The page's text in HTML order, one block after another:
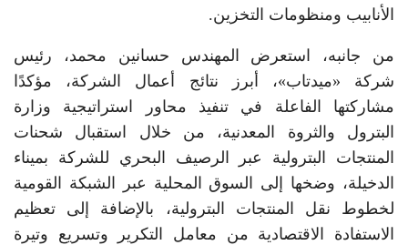
الأنابيب ومنظومات التخزين.
من جانبه، استعرض المهندس حسانين محمد، رئيس
شركة «ميدتاب»، أبرز نتائج أعمال الشركة، مؤكدًا
مشاركتها الفاعلة في تنفيذ محاور استراتيجية وزارة
البترول والثروة المعدنية، من خلال استقبال شحنات
المنتجات البترولية عبر الرصيف البحري للشركة بميناء
الدخيلة، وضخها إلى السوق المحلية عبر الشبكة القومية
لخطوط نقل المنتجات البترولية، بالإضافة إلى تعظيم
الاستفادة الاقتصادية من معامل التكرير وتسريع وتيرة